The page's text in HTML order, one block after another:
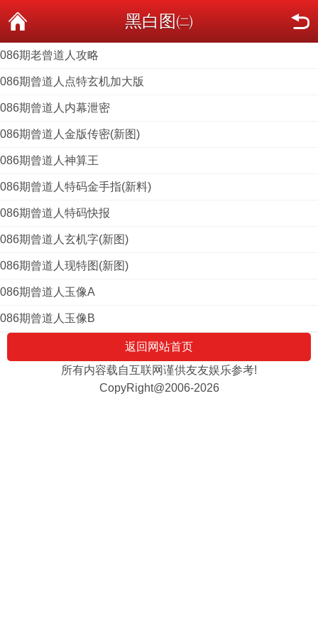
黑白图㈡
086期老曾道人攻略
086期曾道人点特玄机加大版
086期曾道人内幕泄密
086期曾道人金版传密(新图)
086期曾道人神算王
086期曾道人特码金手指(新料)
086期曾道人特码快报
086期曾道人玄机字(新图)
086期曾道人现特图(新图)
086期曾道人玉像A
086期曾道人玉像B
返回网站首页
所有内容载自互联网谨供友友娱乐参考!
CopyRight@2006-2026